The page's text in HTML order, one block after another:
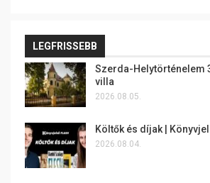
LEGFRISSEBB
Szerda-Helytörténelem
villa
2026.08.05.
Költők és díjak |
2026.08.04.